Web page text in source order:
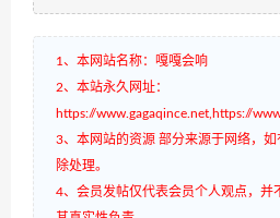
1、本网站名称：嘎嘎会响
2、本站永久网址：
https://www.gagaqince.net,https://
3、本网站的资源 部分来源于网络，
除处理。
4、会员发帖仅代表会员个人观点，并